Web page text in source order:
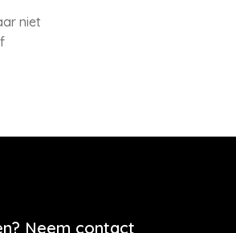
niet
Neem contact